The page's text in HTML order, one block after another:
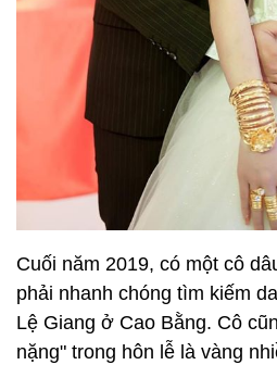
Cuối năm 2019, có một cô
phải nhanh chóng tìm kiếm
Lệ Giang ở Cao Bằng. Cô
nặng" trong hôn lễ là vàng